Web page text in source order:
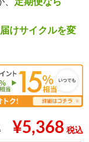
けサイクルを変
¥5,368